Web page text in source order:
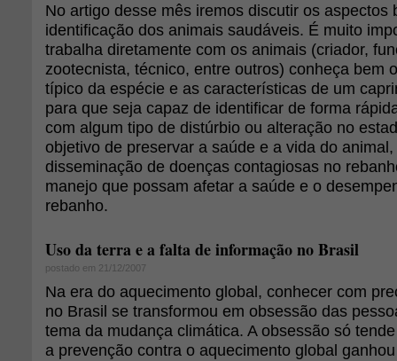
No artigo desse mês iremos discutir os aspectos
identificação dos animais saudáveis. É muito
trabalha diretamente com os animais (criador,
zootecnista, técnico, entre outros) conheça bem
típico da espécie e as características de um
para que seja capaz de identificar de forma
com algum tipo de distúrbio ou alteração no
objetivo de preservar a saúde e a vida do
disseminação de doenças contagiosas no
manejo que possam afetar a saúde e o
rebanho.
Uso da terra e a falta de informação no Brasil
postado em 21/12/2007
Na era do aquecimento global, conhecer com
no Brasil se transformou em obsessão das
tema da mudança climática. A obsessão só
a prevenção contra o aquecimento global